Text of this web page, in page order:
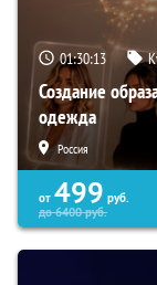
01:30:12
Создание
одежда
Россия
от 499 руб.
до6400руб.